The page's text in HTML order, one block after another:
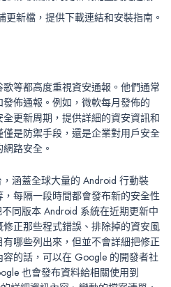
新檔，提供下載連結和安裝指南。
等都高度重視資安通報。他們通常
佈通報。例如，微軟每月發佈的
全更新周期，提供詳細的資安資訊和
是防禦手段，還是企業對用戶安全
路安全。
涵蓋全球大量的 Android 行動裝
每隔一段時間都會發布新的安全性
同版本 Android 系統在近期更新中
正那些程式錯誤、排除掉的資安風
哪些列出來，但並不會詳細把修正
的話，可以在 Google 的開發者社
也會發布資料給相關使用到